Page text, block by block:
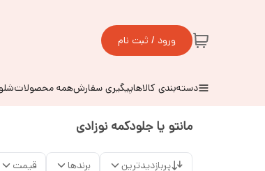
ورود / ثبت نام
دسته‌بندی کالاهاپیگیری سفارشهمه محصولات
مانتو یا جلودکمه نوزادی
پربازدیدترین برندها قیمت